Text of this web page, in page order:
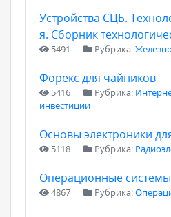
Устройства СЦБ.
я. Сборник
5491 Рубрика:
Форекс для чайников
5416 Рубрика:
инвестиции
Основы электроники
5118 Рубрика:
Операционные
4867 Рубрика: